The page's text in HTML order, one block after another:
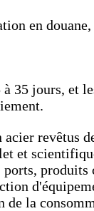
en
35 jours, et
revêtus
et
produits
de la